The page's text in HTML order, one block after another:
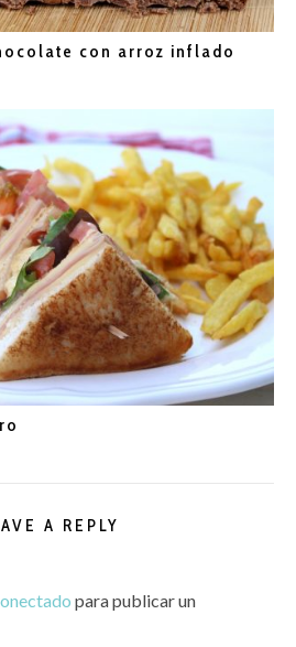
con arroz inflado
A REPLY
para publicar un